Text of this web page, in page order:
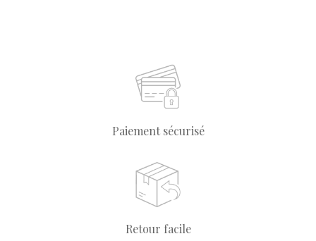
Paiement sécurisé
Retour facile